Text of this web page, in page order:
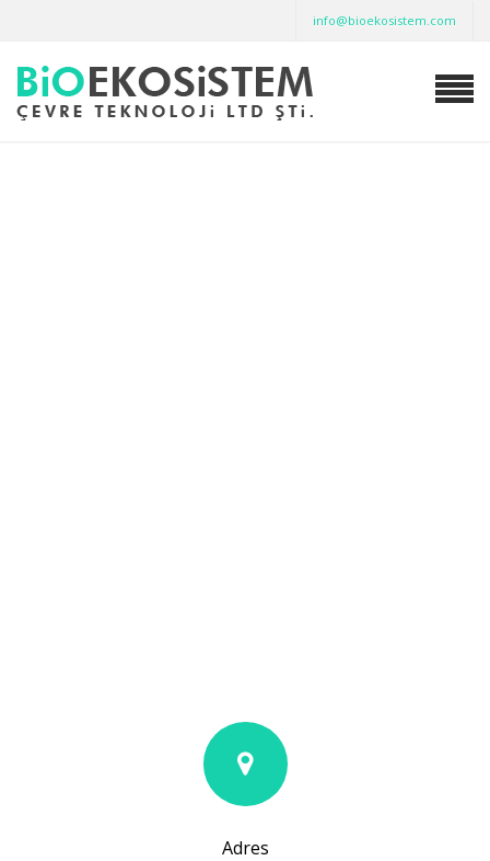
info@bioekosistem.com
Adres